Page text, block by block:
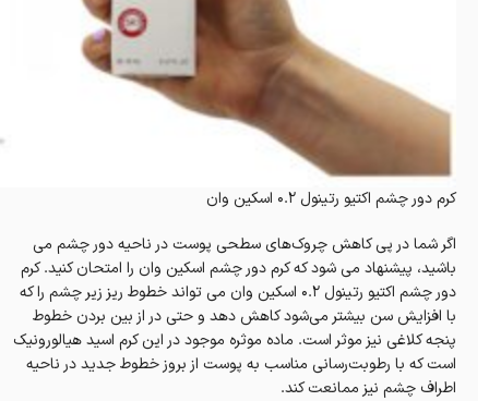
کرم دور چشم اکتیو رتینول 0.2 اسکین وان
اگر شما در پی کاهش چروک‌های سطحی پوست در ناحیه دور چشم می
باشید، پیشنهاد می شود که کرم دور چشم اسکین وان را امتحان کنید. کرم
دور چشم اکتیو رتینول 0.2 اسکین وان می تواند خطوط ریز زیر چشم را که
با افزایش سن بیشتر می‌شود کاهش دهد و حتی در از بین بردن خطوط
پنجه کلاغی نیز موثر است. ماده موثره موجود در این کرم اسید هیالورونیک
است که با رطوبت‌رسانی مناسب به پوست از بروز خطوط جدید در ناحیه
اطراف چشم نیز ممانعت کند.